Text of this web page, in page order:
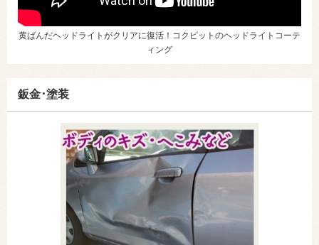
黄ばんだヘッドライトがクリアに復活！コクピットのヘッドライトコーテ
ィング
鈑金･塗装